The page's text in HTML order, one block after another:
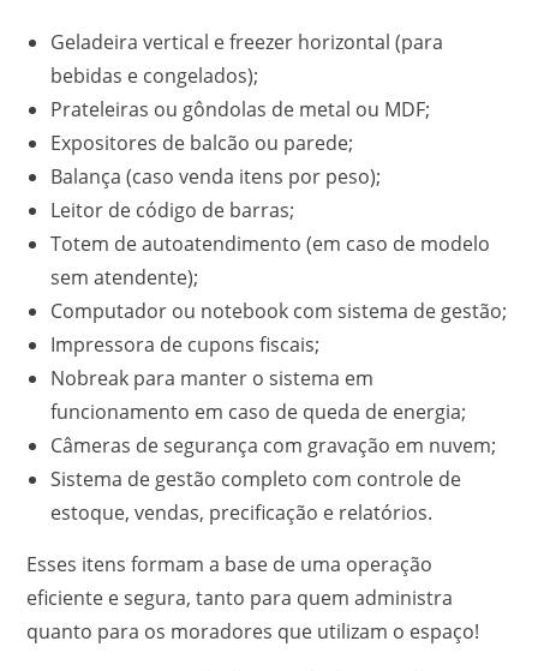
Geladeira vertical e freezer horizontal (para
bebidas e congelados);
Prateleiras ou gôndolas de metal ou MDF;
Expositores de balcão ou parede;
Balança (caso venda itens por peso);
Leitor de código de barras;
Totem de autoatendimento (em caso de modelo
sem atendente);
Computador ou notebook com sistema de gestão;
Impressora de cupons fiscais;
Nobreak para manter o sistema em
funcionamento em caso de queda de energia;
Câmeras de segurança com gravação em nuvem;
Sistema de gestão completo com controle de
estoque, vendas, precificação e relatórios.
Esses itens formam a base de uma operação
eficiente e segura, tanto para quem administra
quanto para os moradores que utilizam o espaço!